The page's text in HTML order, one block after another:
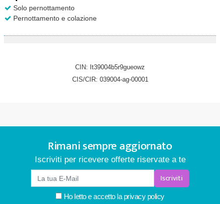
Solo pernottamento
Pernottamento e colazione
CIN: It39004b5r9gueowz
CIS/CIR: 039004-ag-00001
Rimani sempre aggiornato
Iscriviti per ricevere offerte riservate a te
Iscriviti
Ho letto e accetto la privacy policy